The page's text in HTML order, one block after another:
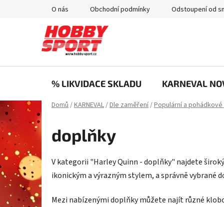
O nás Obchodní podmínky Odstoupení od
% LIKVIDACE SKLADU KARNEVAL
Domů/KARNEVAL/Dle zaměření/Populární a
doplňky
V kategorii "Harley Quinn - doplňky" najdete
ikonickým a výrazným stylem, a správně
Mezi nabízenými doplňky můžete najít různé